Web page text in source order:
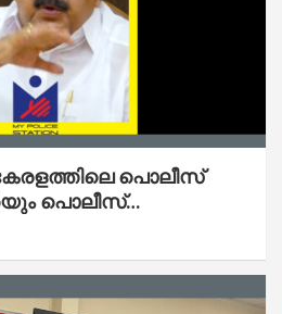
പൊലീസ്
പൊലീസ്
മുഖഛായ മാറുകയാണ് :